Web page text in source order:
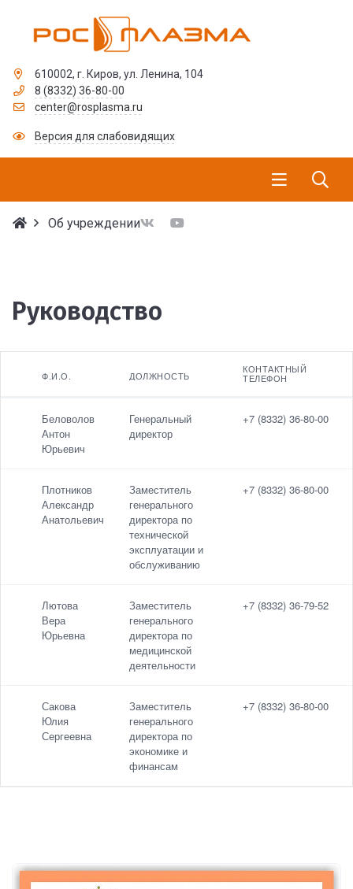
610002, г. Киров, ул. Ленина, 104
8 (8332) 36-80-00
center@rosplasma.ru
Версия для слабовидящих
Об учреждении
Руководство
Должность
телефон
Ф.И.О. ДОЛЖНОСТЬ
КОНТАКТНЫЙ
ТЕЛЕФОН
Беловолов
Антон
Юрьевич
Генеральный
директор
+7 (8332) 36-80-00
Плотников
Александр
Анатольевич
Заместитель
генерального
директора по
технической
эксплуатации и
обслуживанию
+7 (8332) 36-80-00
Лютова
Вера
Юрьевна
Заместитель
генерального
директора по
медицинской
деятельности
+7 (8332) 36-79-52
Сакова
Юлия
Сергеевна
Заместитель
генерального
директора по
экономике и
финансам
+7 (8332) 36-80-00